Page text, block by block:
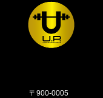
〒900-0005